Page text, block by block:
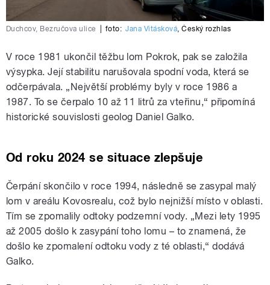
Duchcov, Bezručova ulice foto: Jana Vitásková ,Český rozhlas
V roce 1981 ukončil těžbu lom Pokrok, pak se založila
výsypka. Její stabilitu narušovala spodní voda, která se
odčerpávala. „Největší problémy byly v roce 1986 a
1987. To se čerpalo 10 až 11 litrů za vteřinu,“ připomíná
historické souvislosti geolog Daniel Galko.
Od roku 2024 se situace zlepšuje
Čerpání skončilo v roce 1994, následně se zasypal malý
lom v areálu Kovosrealu, což bylo nejnižší místo v oblasti.
Tím se zpomalily odtoky podzemní vody. „Mezi lety 1995
až 2005 došlo k zasypání toho lomu – to znamená, že
došlo ke zpomalení odtoku vody z té oblasti,“ dodává
Galko.